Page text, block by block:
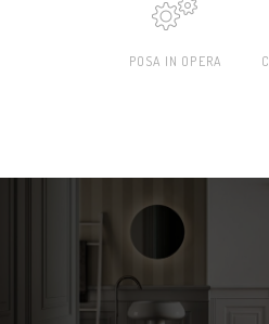
POSA IN OPERA